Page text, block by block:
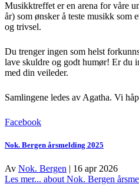
Musikktreffet er en arena for våre
år) som ønsker å teste musikk
og trivsel.
Du trenger ingen som helst
lave skuldre og godt humør! Er du
med din veileder.
Samlingene ledes av Agatha. Vi
Facebook
Nok. Bergen årsmelding 2025
Av Nok. Bergen | 16 apr 2026
Les mer... about Nok. Bergen